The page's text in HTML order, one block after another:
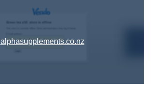
alphasupplements.co.nz